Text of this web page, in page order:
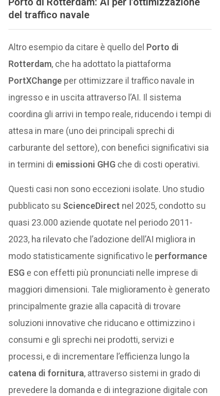
del traffico navale
Altro esempio da citare è quello del Porto di
Rotterdam, che ha adottato la piattaforma
PortXChange per ottimizzare il traffico navale in
ingresso e in uscita attraverso l’AI. Il sistema
coordina gli arrivi in tempo reale, riducendo i tempi di
attesa in mare (uno dei principali sprechi di
carburante del settore), con benefici significativi sia
in termini di emissioni GHG che di costi operativi.
Questi casi non sono eccezioni isolate. Uno studio
pubblicato su ScienceDirect nel 2025, condotto su
quasi 23.000 aziende quotate nel periodo 2011-
2023, ha rilevato che l’adozione dell’AI migliora in
modo statisticamente significativo le performance
ESG e con effetti più pronunciati nelle imprese di
maggiori dimensioni. Tale miglioramento è generato
principalmente grazie alla capacità di trovare
soluzioni innovative che riducano e ottimizzino i
consumi e gli sprechi nei prodotti, servizi e
processi, e di incrementare l’efficienza lungo la
catena di fornitura, attraverso sistemi in grado di
prevedere la domanda e di integrazione digitale con